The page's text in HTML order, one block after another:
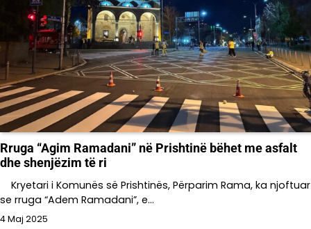
Rruga “Agim Ramadani” në Prishtinë bëhet me asfalt
dhe shenjëzim të ri
Kryetari i Komunës së Prishtinës, Përparim Rama, ka njoftuar
se rruga “Adem Ramadani”, e…
4 Maj 2025